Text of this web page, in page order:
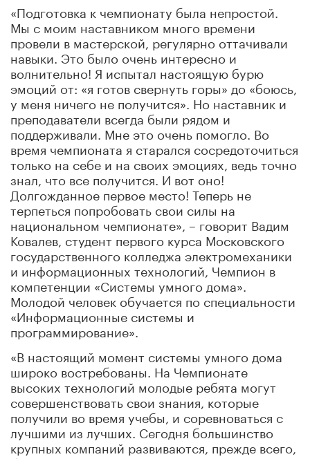
«Подготовка к чемпионату была непростой.
Мы с моим наставником много времени
провели в мастерской, регулярно оттачивали
навыки. Это было очень интересно и
волнительно! Я испытал настоящую бурю
эмоций от: «я готов свернуть горы» до «боюсь,
у меня ничего не получится». Но наставник и
преподаватели всегда были рядом и
поддерживали. Мне это очень помогло. Во
время чемпионата я старался сосредоточиться
только на себе и на своих эмоциях, ведь точно
знал, что все получится. И вот оно!
Долгожданное первое место! Теперь не
терпеться попробовать свои силы на
национальном чемпионате», – говорит Вадим
Ковалев, студент первого курса Московского
государственного колледжа электромеханики
и информационных технологий, Чемпион в
компетенции «Системы умного дома».
Молодой человек обучается по специальности
«Информационные системы и
программирование».
«В настоящий момент системы умного дома
широко востребованы. На Чемпионате
высоких технологий молодые ребята могут
совершенствовать свои знания, которые
получили во время учебы, и соревноваться с
лучшими из лучших. Сегодня большинство
крупных компаний развиваются, прежде всего,